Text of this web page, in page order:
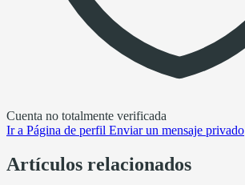
Cuenta no totalmente verificada
Ir a Página de perfil Enviar un mensaje privado
Artículos relacionados